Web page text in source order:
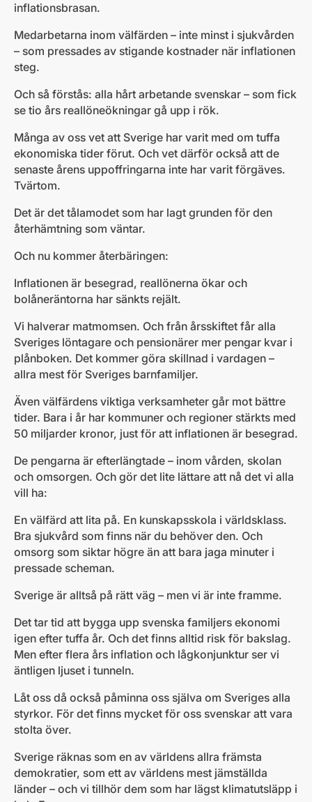
inflationsbrasan.
Medarbetarna inom välfärden – inte minst i sjukvården
– som pressades av stigande kostnader när inflationen
steg.
Och så förstås: alla hårt arbetande svenskar – som fick
se tio års reallöneökningar gå upp i rök.
Många av oss vet att Sverige har varit med om tuffa
ekonomiska tider förut. Och vet därför också att de
senaste årens uppoffringarna inte har varit förgäves.
Tvärtom.
Det är det tålamodet som har lagt grunden för den
återhämtning som väntar.
Och nu kommer återbäringen:
Inflationen är besegrad, reallönerna ökar och
bolåneräntorna har sänkts rejält.
Vi halverar matmomsen. Och från årsskiftet får alla
Sveriges löntagare och pensionärer mer pengar kvar i
plånboken. Det kommer göra skillnad i vardagen –
allra mest för Sveriges barnfamiljer.
Även välfärdens viktiga verksamheter går mot bättre
tider. Bara i år har kommuner och regioner stärkts med
50 miljarder kronor, just för att inflationen är besegrad.
De pengarna är efterlängtade – inom vården, skolan
och omsorgen. Och gör det lite lättare att nå det vi alla
vill ha:
En välfärd att lita på. En kunskapsskola i världsklass.
Bra sjukvård som finns när du behöver den. Och
omsorg som siktar högre än att bara jaga minuter i
pressade scheman.
Sverige är alltså på rätt väg – men vi är inte framme.
Det tar tid att bygga upp svenska familjers ekonomi
igen efter tuffa år. Och det finns alltid risk för bakslag.
Men efter flera års inflation och lågkonjunktur ser vi
äntligen ljuset i tunneln.
Låt oss då också påminna oss själva om Sveriges alla
styrkor. För det finns mycket för oss svenskar att vara
stolta över.
Sverige räknas som en av världens allra främsta
demokratier, som ett av världens mest jämställda
länder – och vi tillhör dem som har lägst klimatutsläpp i